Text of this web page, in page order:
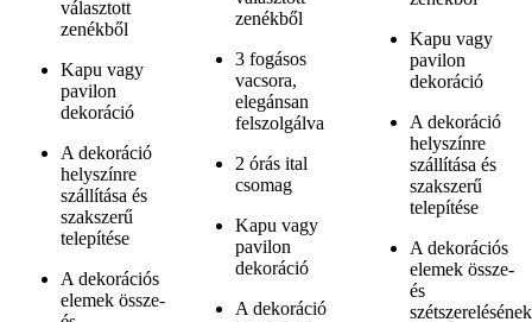
választott
zenékből
Kapu vagy
pavilon
dekoráció
A dekoráció
helyszínre
szállítása és
szakszerű
telepítése
A dekorációs
elemek össze-
zenékből
3 fogásos
vacsora,
elegánsan
felszolgálva
2 órás ital
csomag
Kapu vagy
pavilon
dekoráció
A dekoráció
Kapu vagy
pavilon
dekoráció
A dekoráció
helyszínre
szállítása és
szakszerű
telepítése
A dekorációs
elemek össze-
és
szétszerelésének